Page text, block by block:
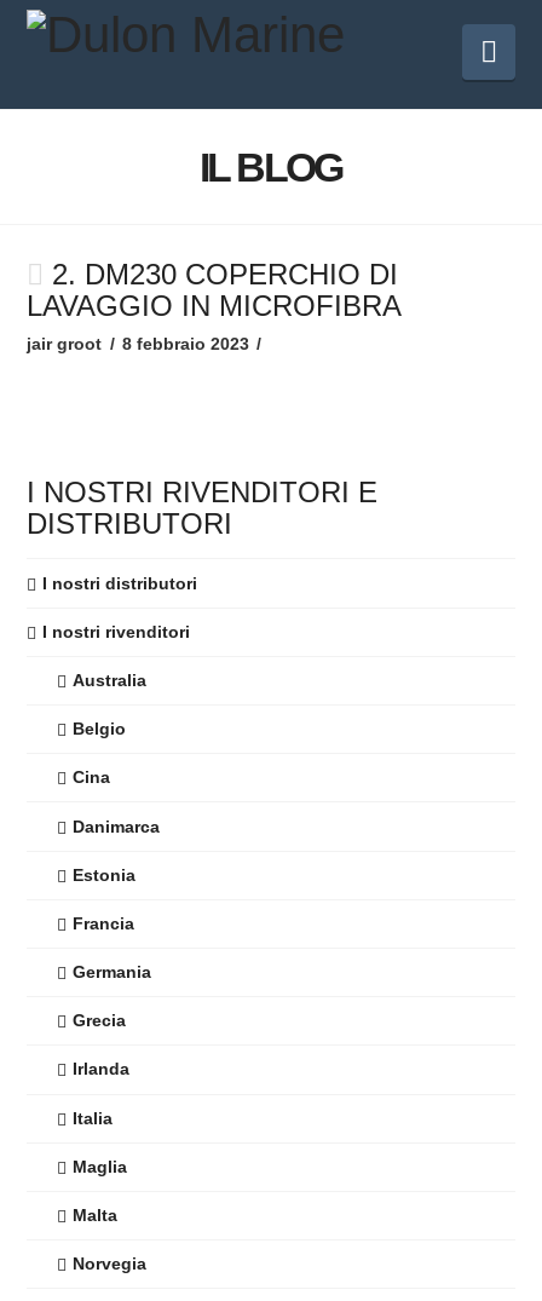
IL BLOG
2. DM230 COPERCHIO DI
LAVAGGIO IN MICROFIBRA
jair groot 8 febbraio 2023
I NOSTRI RIVENDITORI E
DISTRIBUTORI
I nostri distributori
I nostri rivenditori
Australia
Belgio
Cina
Danimarca
Estonia
Francia
Germania
Grecia
Irlanda
Italia
Maglia
Malta
Norvegia